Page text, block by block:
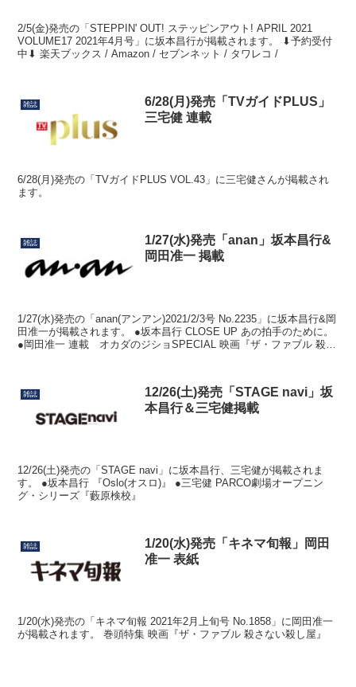
2/5(金)発売の「STEPPIN' OUT! ステッピンアウト! APRIL 2021
VOLUME17 2021年4月号」に坂本昌行が掲載されます。 ⬇予約受付
中⬇ 楽天ブックス / Amazon / セブンネット / タワレコ /
雑誌
6/28(月)発売「TVガイドPLUS」
三宅健 連載
6/28(月)発売の「TVガイドPLUS VOL.43」に三宅健さんが掲載され
ます。
雑誌
1/27(水)発売「anan」坂本昌行&
岡田准一 掲載
1/27(水)発売の「anan(アンアン)2021/2/3号 No.2235」に坂本昌行&岡
田准一が掲載されます。 ●坂本昌行 CLOSE UP あの拍手のために。
●岡田准一 連載 オカダのジショSPECIAL 映画『ザ・ファブル 殺さ
雑誌
12/26(土)発売「STAGE navi」坂
本昌行＆三宅健掲載
12/26(土)発売の「STAGE navi」に坂本昌行、三宅健が掲載されま
す。 ●坂本昌行 『Oslo(オスロ)』 ●三宅健 PARCO劇場オープニン
グ・シリーズ『藪原検校』
雑誌
1/20(水)発売「キネマ旬報」岡田
准一 表紙
1/20(水)発売の「キネマ旬報 2021年2月上旬号 No.1858」に岡田准一
が掲載されます。 巻頭特集 映画『ザ・ファブル 殺さない殺し屋』